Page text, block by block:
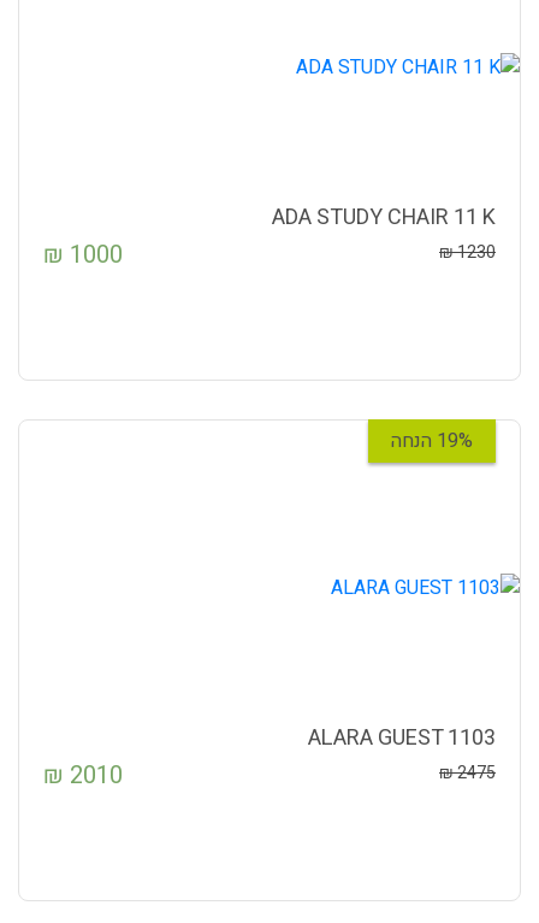
ADA STUDY CHAIR 11 K
1230
₪
1000
₪
19% הנחה
ALARA GUEST 1103
2475
₪
2010
₪